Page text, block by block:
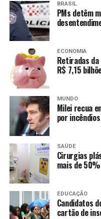
BRASIL
PMs detêm
ECONOMIA
Retiradas
R$ 7,15
MUNDO
Milei recua
por incêndios
SAÚDE
Cirurgias
mais de
EDUCAÇÃO
Candidatos
cartão de